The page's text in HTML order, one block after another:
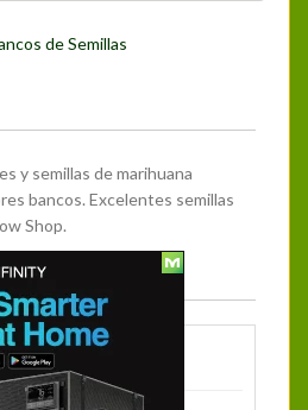
de Semillas
y semillas de marihuana
bancos. Excelentes semillas
Shop.